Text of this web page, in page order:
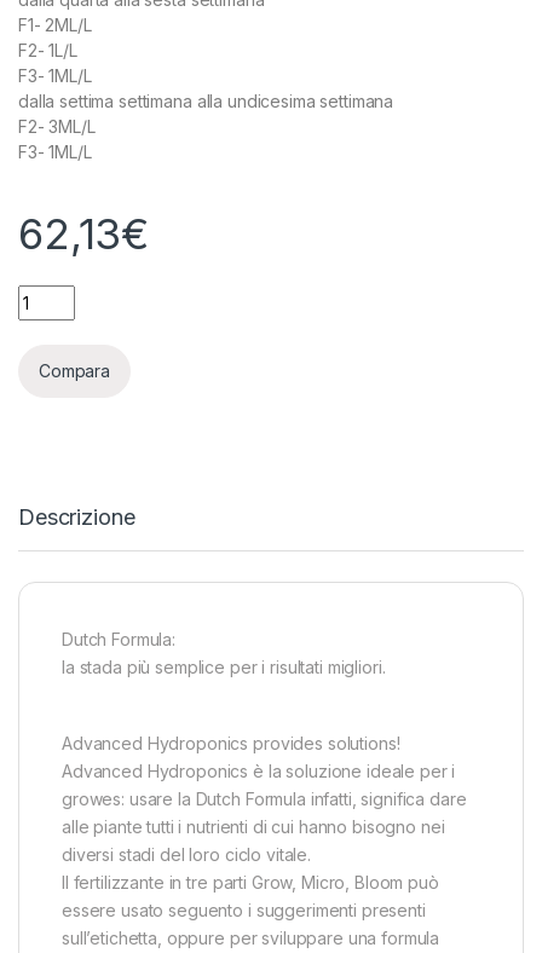
F1- 2ML/L
F2- 1L/L
F3- 1ML/L
dalla settima settimana alla undicesima settimana
F2- 3ML/L
F3- 1ML/L
62,13€
ADVANCED HYDROPONICS - DUTCH FORMULA MICRO - 5L
Compara
Descrizione
Dutch Formula:
la stada più semplice per i risultati migliori.
Advanced Hydroponics provides solutions!
Advanced Hydroponics è la soluzione ideale per i
growes: usare la Dutch Formula infatti, significa dare
alle piante tutti i nutrienti di cui hanno bisogno nei
diversi stadi del loro ciclo vitale.
Il fertilizzante in tre parti Grow, Micro, Bloom può
essere usato seguento i suggerimenti presenti
sull’etichetta, oppure per sviluppare una formula